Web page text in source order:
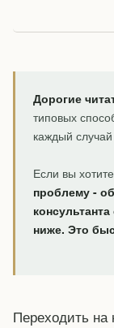
Дорогие
типовых
каждый
Если вы
проблему -
ниже. Это
Переходить на